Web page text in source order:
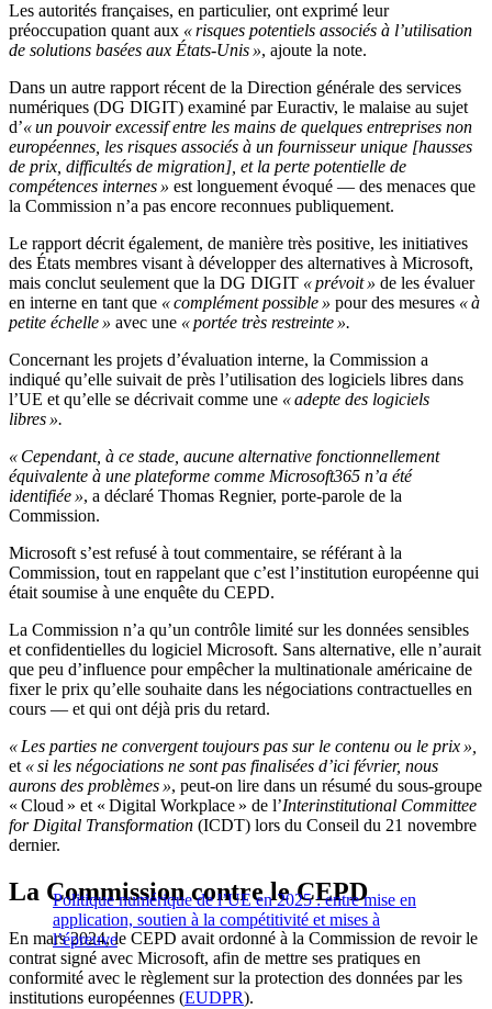
Les autorités françaises, en particulier, ont exprimé leur
préoccupation quant aux « risques potentiels associés à l’utilisation
de solutions basées aux États-Unis », ajoute la note.
Dans un autre rapport récent de la Direction générale des services
numériques (DG DIGIT) examiné par Euractiv, le malaise au sujet
d’« un pouvoir excessif entre les mains de quelques entreprises non
européennes, les risques associés à un fournisseur unique [hausses
de prix, difficultés de migration], et la perte potentielle de
compétences internes » est longuement évoqué — des menaces que
la Commission n’a pas encore reconnues publiquement.
Le rapport décrit également, de manière très positive, les initiatives
des États membres visant à développer des alternatives à Microsoft,
mais conclut seulement que la DG DIGIT « prévoit » de les évaluer
en interne en tant que « complément possible » pour des mesures « à
petite échelle » avec une « portée très restreinte ».
Concernant les projets d’évaluation interne, la Commission a
indiqué qu’elle suivait de près l’utilisation des logiciels libres dans
l’UE et qu’elle se décrivait comme une « adepte des logiciels
libres ».
« Cependant, à ce stade, aucune alternative fonctionnellement
équivalente à une plateforme comme Microsoft365 n’a été
identifiée », a déclaré Thomas Regnier, porte-parole de la
Commission.
Microsoft s’est refusé à tout commentaire, se référant à la
Commission, tout en rappelant que c’est l’institution européenne qui
était soumise à une enquête du CEPD.
La Commission n’a qu’un contrôle limité sur les données sensibles
et confidentielles du logiciel Microsoft. Sans alternative, elle n’aurait
que peu d’influence pour empêcher la multinationale américaine de
fixer le prix qu’elle souhaite dans les négociations contractuelles en
cours — et qui ont déjà pris du retard.
« Les parties ne convergent toujours pas sur le contenu ou le prix »,
et « si les négociations ne sont pas finalisées d’ici février, nous
aurons des problèmes », peut-on lire dans un résumé du sous-groupe
« Cloud » et « Digital Workplace » de l’Interinstitutional Committee
for Digital Transformation (ICDT) lors du Conseil du 21 novembre
dernier.
Politique numérique de l’UE en 2025 : entre mise en
application, soutien à la compétitivité et mises à
l’épreuve
La Commission contre le CEPD
En mars 2024, le CEPD avait ordonné à la Commission de revoir le
contrat signé avec Microsoft, afin de mettre ses pratiques en
conformité avec le règlement sur la protection des données par les
institutions européennes (EUDPR).